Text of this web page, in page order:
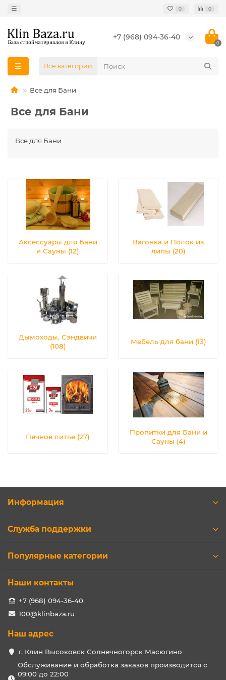
0 0
+7 (968) 094-36-40
0
Все категории
Все для Бани
Все для Бани
Все для Бани
Аксессуары для Бани
и Сауны (12)
Вагонка и Полок из
липы (20)
Дымоходы, Сэндвичи
(108)
Мебель для бани (13)
Печное литье (27)
Пропитки для Бани и
Сауны (4)
Информация
Служба поддержки
Популярные категории
Наши контакты
+7 (968) 094-36-40
100@klinbaza.ru
Наш адрес
г. Клин Высоковск Солнечногорск Масюгино
Обслуживание и обработка заказов производится с
09:00 до 22:00